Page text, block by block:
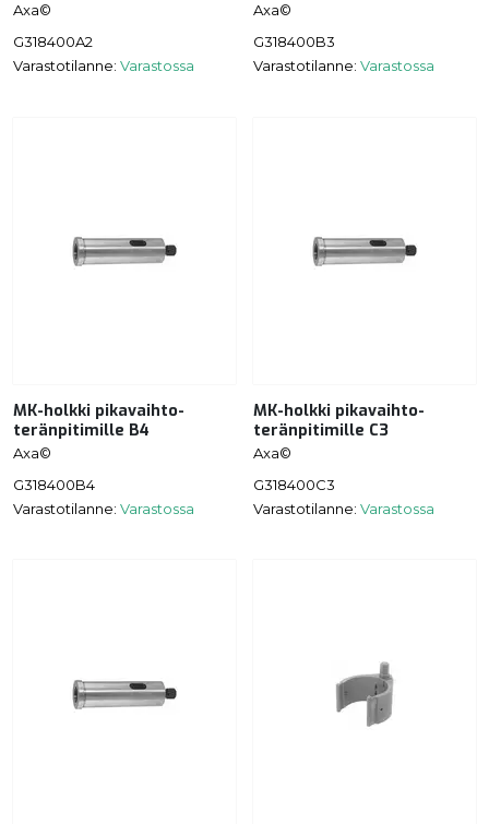
Axa©
G318400A2
Varastotilanne: Varastossa
Axa©
G318400B3
Varastotilanne: Varastossa
MK-holkki pikavaihto-
teränpitimille B4
Axa©
G318400B4
Varastotilanne: Varastossa
MK-holkki pikavaihto-
teränpitimille C3
Axa©
G318400C3
Varastotilanne: Varastossa